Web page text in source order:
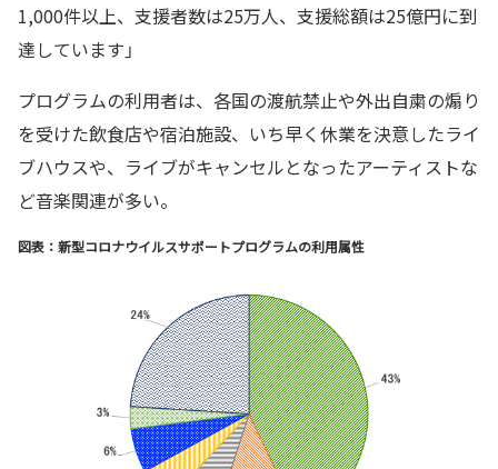
1,000件以上、支援者数は25万人、支援総額は25億円に到
達しています」
プログラムの利用者は、各国の渡航禁止や外出自粛の煽り
を受けた飲食店や宿泊施設、いち早く休業を決意したライ
ブハウスや、ライブがキャンセルとなったアーティストな
ど音楽関連が多い。
図表：新型コロナウイルスサポートプログラムの利用属性